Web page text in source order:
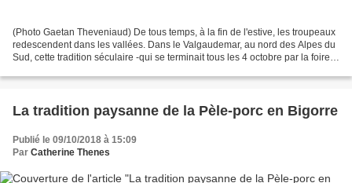
(Photo Gaetan Theveniaud) De tous temps, à la fin de l'estive, les troupeaux
redescendent dans les vallées. Dans le Valgaudemar, au nord des Alpes du
Sud, cette tradition séculaire -qui se terminait tous les 4 octobre par la foire à
La tradition paysanne de la Pèle-porc en Bigorre
Publié le 09/10/2018 à 15:09
Par Catherine Thenes